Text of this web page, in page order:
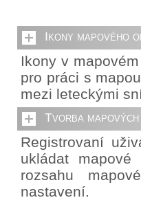
Ikony mapového
Ikony v
pro práci s
mezi leteckými
Tvorba
Registrovaní
ukládat
rozsahu
nastavení.